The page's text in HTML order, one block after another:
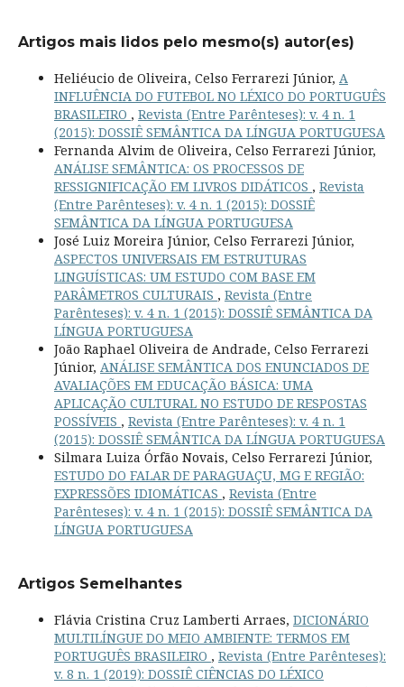
Artigos mais lidos pelo mesmo(s) autor(es)
Heliéucio de Oliveira, Celso Ferrarezi Júnior, A
INFLUÊNCIA DO FUTEBOL NO LÉXICO DO PORTUGUÊS
BRASILEIRO , Revista (Entre Parênteses): v. 4 n. 1
(2015): DOSSIÊ SEMÂNTICA DA LÍNGUA PORTUGUESA
Fernanda Alvim de Oliveira, Celso Ferrarezi Júnior,
ANÁLISE SEMÂNTICA: OS PROCESSOS DE
RESSIGNIFICAÇÃO EM LIVROS DIDÁTICOS , Revista
(Entre Parênteses): v. 4 n. 1 (2015): DOSSIÊ
SEMÂNTICA DA LÍNGUA PORTUGUESA
José Luiz Moreira Júnior, Celso Ferrarezi Júnior,
ASPECTOS UNIVERSAIS EM ESTRUTURAS
LINGUÍSTICAS: UM ESTUDO COM BASE EM
PARÂMETROS CULTURAIS , Revista (Entre
Parênteses): v. 4 n. 1 (2015): DOSSIÊ SEMÂNTICA DA
LÍNGUA PORTUGUESA
João Raphael Oliveira de Andrade, Celso Ferrarezi
Júnior, ANÁLISE SEMÂNTICA DOS ENUNCIADOS DE
AVALIAÇÕES EM EDUCAÇÃO BÁSICA: UMA
APLICAÇÃO CULTURAL NO ESTUDO DE RESPOSTAS
POSSÍVEIS , Revista (Entre Parênteses): v. 4 n. 1
(2015): DOSSIÊ SEMÂNTICA DA LÍNGUA PORTUGUESA
Silmara Luiza Órfão Novais, Celso Ferrarezi Júnior,
ESTUDO DO FALAR DE PARAGUAÇU, MG E REGIÃO:
EXPRESSÕES IDIOMÁTICAS , Revista (Entre
Parênteses): v. 4 n. 1 (2015): DOSSIÊ SEMÂNTICA DA
LÍNGUA PORTUGUESA
Artigos Semelhantes
Flávia Cristina Cruz Lamberti Arraes, DICIONÁRIO
MULTILÍNGUE DO MEIO AMBIENTE: TERMOS EM
PORTUGUÊS BRASILEIRO , Revista (Entre Parênteses):
v. 8 n. 1 (2019): DOSSIÊ CIÊNCIAS DO LÉXICO